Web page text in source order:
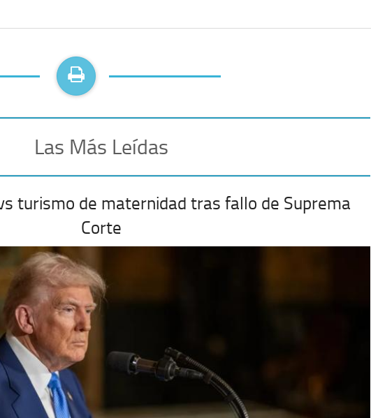
Las Más Leídas
turismo de maternidad tras fallo de Suprema
Corte